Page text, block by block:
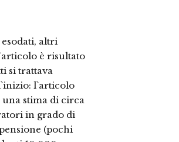
altri
è risultato
si trattava
l`articolo
stima di circa
in grado di
(pochi